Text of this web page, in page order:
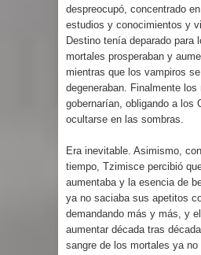
despreocupó, concentrado
estudios y conocimientos y
Destino tenía deparado para
mortales prosperaban y
mientras que los vampiros
degeneraban. Finalmente los
gobernarían, obligando a los
ocultarse en las sombras.
Era inevitable. Asimismo,
tiempo, Tzimisce percibió
aumentaba y la esencia de
ya no saciaba sus apetitos
demandando más y más, y
aumentar década tras
sangre de los mortales ya